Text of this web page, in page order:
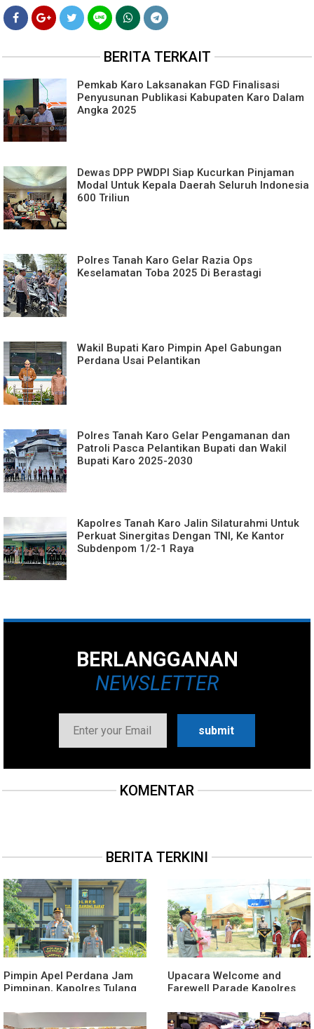
BERITA TERKAIT
Pemkab Karo Laksanakan FGD Finalisasi
Penyusunan Publikasi Kabupaten Karo Dalam
Angka 2025
Dewas DPP PWDPI Siap Kucurkan Pinjaman
Modal Untuk Kepala Daerah Seluruh Indonesia
600 Triliun
Polres Tanah Karo Gelar Razia Ops
Keselamatan Toba 2025 Di Berastagi
Wakil Bupati Karo Pimpin Apel Gabungan
Perdana Usai Pelantikan
Polres Tanah Karo Gelar Pengamanan dan
Patroli Pasca Pelantikan Bupati dan Wakil
Bupati Karo 2025-2030
Kapolres Tanah Karo Jalin Silaturahmi Untuk
Perkuat Sinergitas Dengan TNI, Ke Kantor
Subdenpom 1/2-1 Raya
BERLANGGANAN
NEWSLETTER
KOMENTAR
BERITA TERKINI
Pimpin Apel Perdana Jam
Pimpinan, Kapolres Tulang
dan Penekanan Pada
Personil
Upacara Welcome and
Farewell Parade Kapolres
Berlangsung Khidmat